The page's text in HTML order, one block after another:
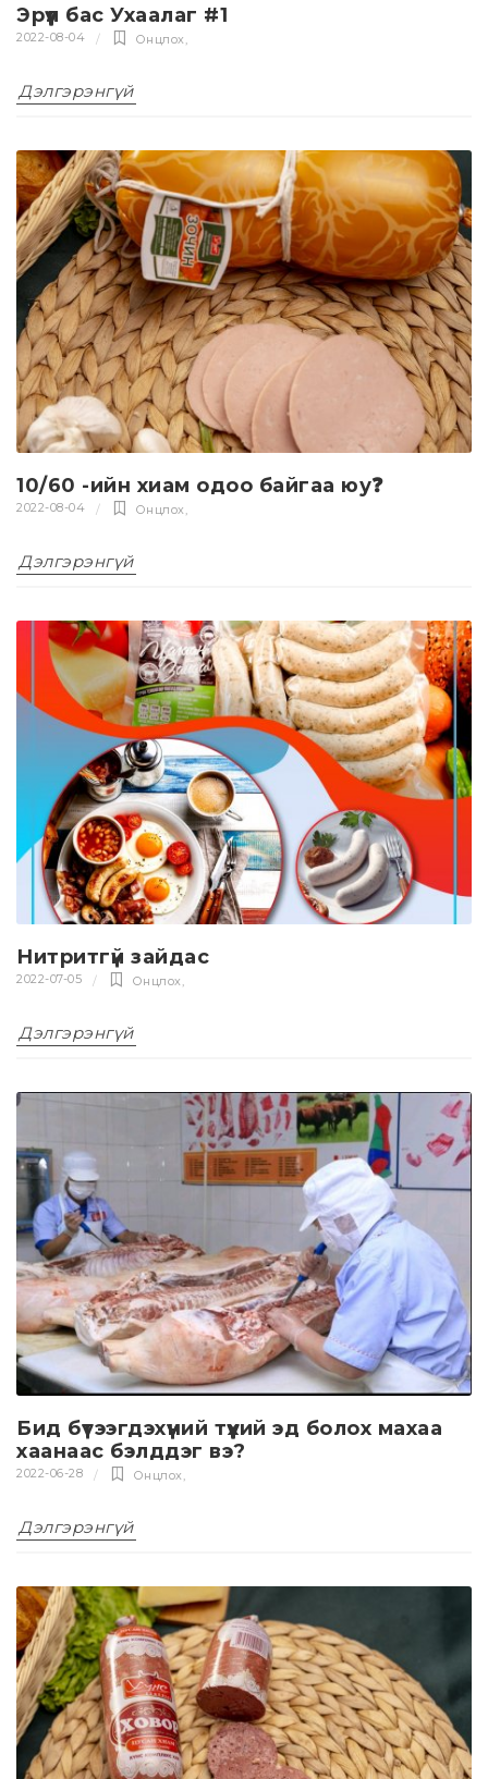
Эрүүл бас Ухаалаг #1
2022-08-04 Онцлох
Дэлгэрэнгүй
10/60 -ийн хиам одоо байгаа юу❓
2022-08-04 Онцлох,
Дэлгэрэнгүй
Нитритгүй зайдас
2022-07-05 Онцлох,
Дэлгэрэнгүй
Бид бүтээгдэхүүний түүхий эд болох махаа
хаанаас бэлддэг вэ?
2022-06-28 Онцлох
Дэлгэрэнгүй